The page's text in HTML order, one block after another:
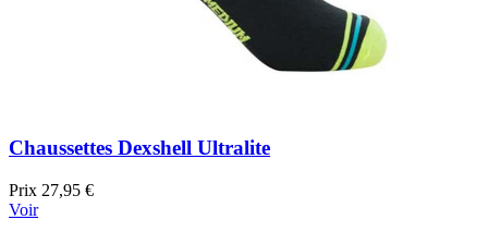
Chaussettes Dexshell Ultralite
Prix 27,95 €
Voir